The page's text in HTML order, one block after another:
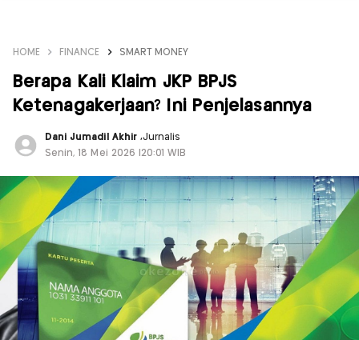
HOME FINANCE SMART MONEY
Berapa Kali Klaim JKP BPJS
Ketenagakerjaan? Ini Penjelasannya
Dani Jumadil Akhir ,Jurnalis
Senin, 18 Mei 2026 |20:01 WIB